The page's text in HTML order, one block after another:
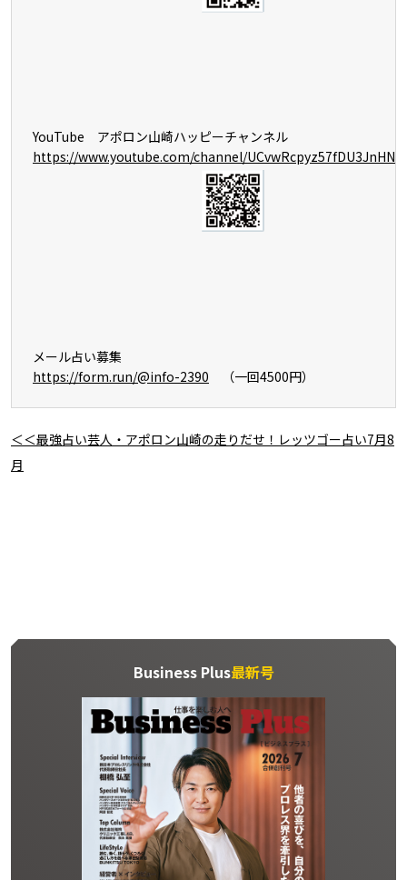
YouTube アポロン山崎ハッピーチャンネル
https://www.youtube.com/channel/
メール占い募集
https://form.run/@info-2390 （一回4500円）
＜＜最強占い芸人・アポロン山崎の走りだせ！レッツゴー占い7月8
月
Business Plus最新号